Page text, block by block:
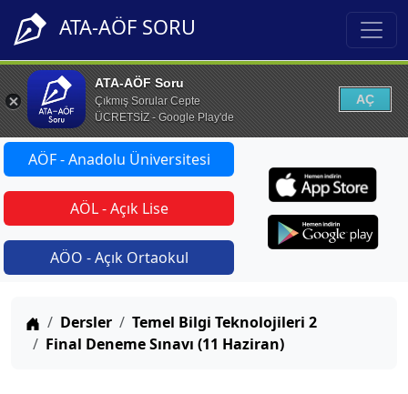
ATA-AÖF SORU
ATA-AÖF Soru
Çıkmış Sorular Cepte
ÜCRETSİZ - Google Play'de
AÇ
AÖF - Anadolu Üniversitesi
AÖL - Açık Lise
AÖO - Açık Ortaokul
Anasayfa
Dersler
Temel Bilgi Teknolojileri 2
Final Deneme Sınavı (11 Haziran)